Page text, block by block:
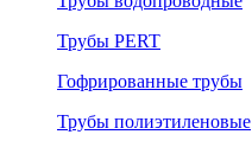
Трубы PERT
Гофрированные трубы
Трубы полиэтиленовые